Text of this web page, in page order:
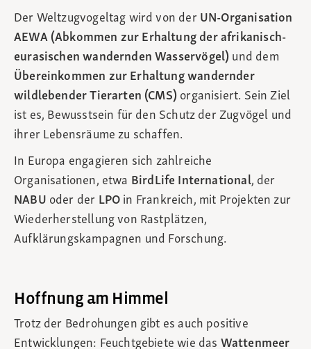
Der Weltzugvogeltag wird von der UN-Organisation
AEWA (Abkommen zur Erhaltung der afrikanisch-
eurasischen wandernden Wasservögel) und dem
Übereinkommen zur Erhaltung wandernder
wildlebender Tierarten (CMS) organisiert. Sein Ziel
ist es, Bewusstsein für den Schutz der Zugvögel und
ihrer Lebensräume zu schaffen.
In Europa engagieren sich zahlreiche
Organisationen, etwa BirdLife International, der
NABU oder der LPO in Frankreich, mit Projekten zur
Wiederherstellung von Rastplätzen,
Aufklärungskampagnen und Forschung.
Hoffnung am Himmel
Trotz der Bedrohungen gibt es auch positive
Entwicklungen: Feuchtgebiete wie das Wattenmeer